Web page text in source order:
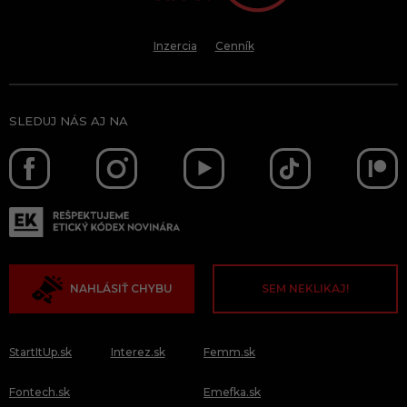
Inzercia Cenník
SLEDUJ NÁS AJ NA
NAHLÁSIŤ CHYBU SEM NEKLIKAJ!
StartItUp.sk
Fontech.sk
Interez.sk Femm.sk
Emefka.sk